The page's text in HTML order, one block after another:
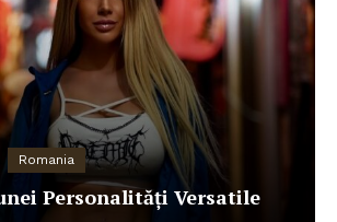
Romania
Personalități Versatile